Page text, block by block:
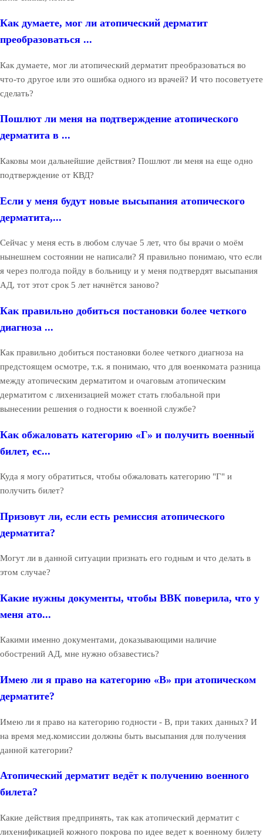
Как думаете, мог ли атопический дерматит
преобразоваться ...
Как думаете, мог ли атопический дерматит преобразоваться во
что-то другое или это ошибка одного из врачей? И что посоветуете
сделать?
Пошлют ли меня на подтверждение атопического
дерматита в ...
Каковы мои дальнейшие действия? Пошлют ли меня на еще одно
подтверждение от КВД?
Если у меня будут новые высыпания атопического
дерматита,...
Сейчас у меня есть в любом случае 5 лет, что бы врачи о моём
нынешнем состоянии не написали? Я правильно понимаю, что если
я через полгода пойду в больницу и у меня подтвердят высыпания
АД, тот этот срок 5 лет начнётся заново?
Как правильно добиться постановки более четкого
диагноза ...
Как правильно добиться постановки более четкого диагноза на
предстоящем осмотре, т.к. я понимаю, что для военкомата разница
между атопическим дерматитом и очаговым атопическим
дерматитом с лихенизацией может стать глобальной при
вынесении решения о годности к военной службе?
Как обжаловать категорию «Г» и получить военный
билет, ес...
Куда я могу обратиться, чтобы обжаловать категорию "Г" и
получить билет?
Призовут ли, если есть ремиссия атопического
дерматита?
Могут ли в данной ситуации признать его годным и что делать в
этом случае?
Какие нужны документы, чтобы ВВК поверила, что у
меня ато...
Какими именно документами, доказывающими наличие
обострений АД, мне нужно обзавестись?
Имею ли я право на категорию «В» при атопическом
дерматите?
Имею ли я право на категорию годности - В, при таких данных? И
на время мед.комиссии должны быть высыпания для получения
данной категории?
Атопический дерматит ведёт к получению военного
билета?
Какие действия предпринять, так как атопический дерматит с
лихенификацией кожного покрова по идее ведет к военному билету